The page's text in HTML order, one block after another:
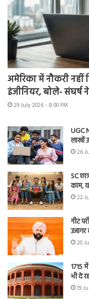
अमेरिका में नौकरी नहीं
इंजीनियर, बोले-
29 July 2026 - 8:00 PM
UGC
लाखों
26
SC
काम,
22
नीट
उजागर
20
1715
भी दे
19